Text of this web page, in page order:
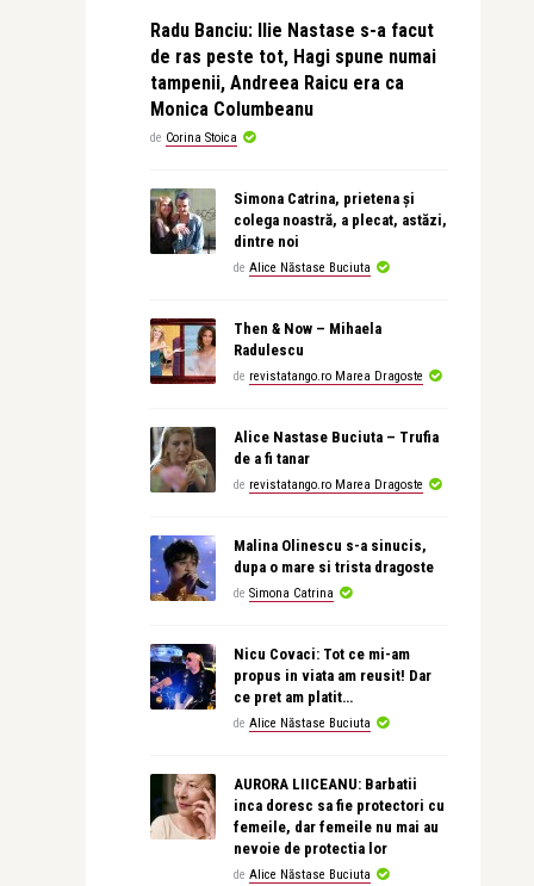
Radu Banciu: Ilie Nastase s-a facut
de ras peste tot, Hagi spune numai
tampenii, Andreea Raicu era ca
Monica Columbeanu
de Corina Stoica
Simona Catrina, prietena și
colega noastră, a plecat, astăzi,
dintre noi
de Alice Năstase Buciuta
Then & Now – Mihaela
Radulescu
de revistatango.ro Marea Dragoste
Alice Nastase Buciuta – Trufia
de a fi tanar
de revistatango.ro Marea Dragoste
Malina Olinescu s-a sinucis,
dupa o mare si trista dragoste
de Simona Catrina
Nicu Covaci: Tot ce mi-am
propus in viata am reusit! Dar
ce pret am platit…
de Alice Năstase Buciuta
AURORA LIICEANU: Barbatii
inca doresc sa fie protectori cu
femeile, dar femeile nu mai au
nevoie de protectia lor
de Alice Năstase Buciuta